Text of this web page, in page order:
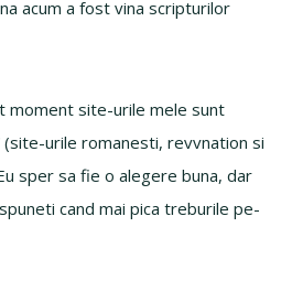
acum a fost vina scripturilor
moment site-urile mele sunt
(site-urile romanesti, revvnation si
sper sa fie o alegere buna, dar
cand mai pica treburile pe-